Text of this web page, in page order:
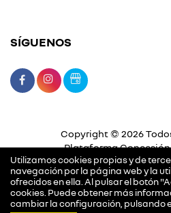
Utilizamos cookies propias y de
navegación por la página web y la
ofrecidos en ella. Al pulsar el botón
cookies. Puede obtener más
cambiar la configuración, pulsando
SÍGUENOS
Copyright © 2026
Plataforma